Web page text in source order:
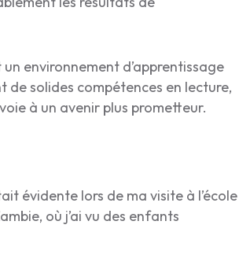
environnement d’apprentissage
solides compétences en lecture,
à un avenir plus prometteur.
évidente lors de ma visite à l’école
où j’ai vu des enfants